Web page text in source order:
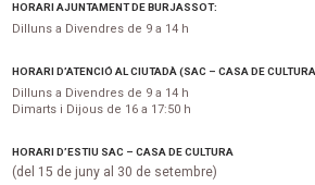
HORARI AJUNTAMENT DE BURJASSOT:
Dilluns a Divendres de 9 a 14 h
HORARI D’ATENCIÓ AL CIUTADÀ (SAC – CASA DE
Dilluns a Divendres de 9 a 14 h
Dimarts i Dijous de 16 a 17:50 h
HORARI D’ESTIU SAC – CASA DE CULTURA
(del 15 de juny al 30 de setembre)